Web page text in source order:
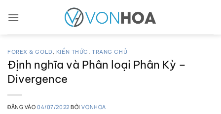
qua
FOREX & GOLD, KIẾN THỨC ,TRANG CHỦ
Định nghĩa và Phân loại Phân Kỳ –
Divergence
ĐĂNG VÀO04/07/2022 BỞIVONHOA